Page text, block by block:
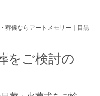
葬儀ならアートメモリー｜目黒
をご検討の